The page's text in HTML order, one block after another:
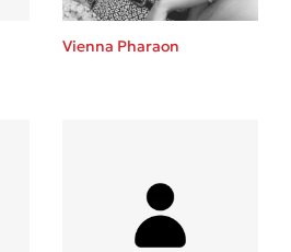
Vienna Pharaon